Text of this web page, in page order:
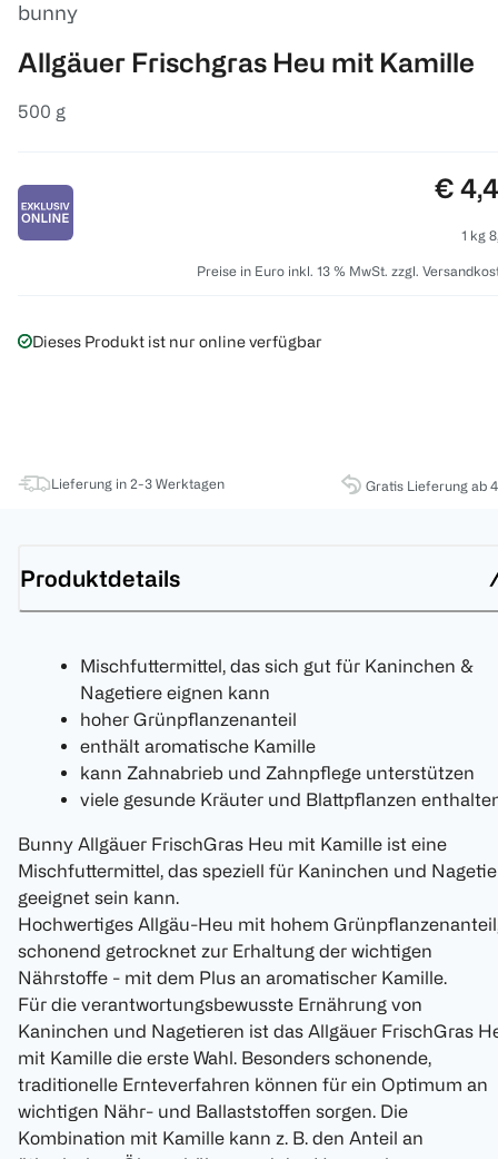
bunny
Allgäuer Frischgras Heu mit Kamille
500 g
€
1 kg
Preise in Euro inkl. 13 % MwSt. zzgl.
Dieses Produkt ist nur online verfügbar
Lieferung in 2-3 Werktagen Gratis Lieferung ab
Produktdetails
Mischfuttermittel, das sich gut für Kaninchen &
Nagetiere eignen kann
hoher Grünpflanzenanteil
enthält aromatische Kamille
kann Zahnabrieb und Zahnpflege unterstützen
viele gesunde Kräuter und Blattpflanzen
Bunny Allgäuer FrischGras Heu mit Kamille ist eine
Mischfuttermittel, das speziell für Kaninchen und
geeignet sein kann.
Hochwertiges Allgäu-Heu mit hohem
schonend getrocknet zur Erhaltung der wichtigen
Nährstoffe - mit dem Plus an aromatischer Kamille.
Für die verantwortungsbewusste Ernährung von
Kaninchen und Nagetieren ist das Allgäuer FrischGras
mit Kamille die erste Wahl. Besonders schonende,
traditionelle Ernteverfahren können für ein Optimum an
wichtigen Nähr- und Ballaststoffen sorgen. Die
Kombination mit Kamille kann z. B. den Anteil an